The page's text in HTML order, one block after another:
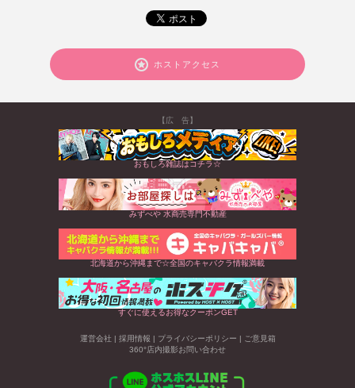
ホストアクセス
【広 告】
おもしろ雑誌はコチラ☆
みずべや 水商売専門不動産
北海道から沖縄まで☆全国のキャバクラ情報満載
すぐに使えるお得なクーポンGET
運営会社 | 採用情報 | プライバシーポリシー | ご意見箱
360°店内撮影お問い合わせ